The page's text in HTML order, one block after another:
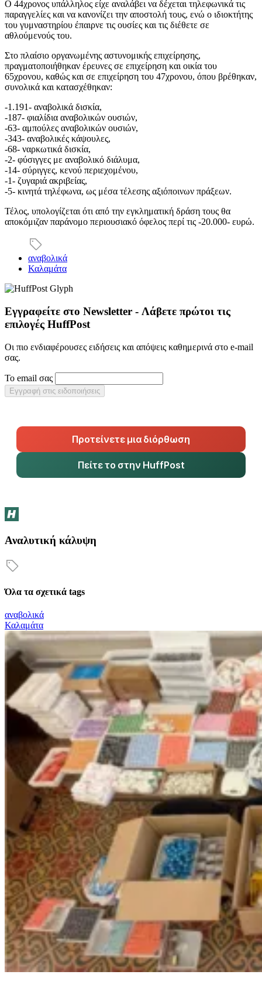
Ο 44χρονος υπάλληλος είχε αναλάβει να δέχεται τηλεφωνικά τις
παραγγελίες και να κανονίζει την αποστολή τους, ενώ ο ιδιοκτήτης
του γυμναστηρίου έπαιρνε τις ουσίες και τις διέθετε σε
αθλούμενούς του.
Στο πλαίσιο οργανωμένης αστυνομικής επιχείρησης,
πραγματοποιήθηκαν έρευνες σε επιχείρηση και οικία του
65χρονου, καθώς και σε επιχείρηση του 47χρονου, όπου βρέθηκαν,
συνολικά και κατασχέθηκαν:
-1.191- αναβολικά δισκία,
-187- φιαλίδια αναβολικών ουσιών,
-63- αμπούλες αναβολικών ουσιών,
-343- αναβολικές κάψουλες,
-68- ναρκωτικά δισκία,
-2- φύσιγγες με αναβολικό διάλυμα,
-14- σύριγγες, κενού περιεχομένου,
-1- ζυγαριά ακριβείας,
-5- κινητά τηλέφωνα, ως μέσα τέλεσης αξιόποινων πράξεων.
Τέλος, υπολογίζεται ότι από την εγκληματική δράση τους θα
αποκόμιζαν παράνομο περιουσιακό όφελος περί τις -20.000- ευρώ.
αναβολικά
Καλαμάτα
Εγγραφείτε στο Newsletter - Λάβετε πρώτοι τις
επιλογές HuffPost
Οι πιο ενδιαφέρουσες ειδήσεις και απόψεις καθημερινά στο e-mail
σας.
Το email σας
Εγγραφή στις ειδοποιήσεις
Προτείνετε μια διόρθωση
Πείτε το στην HuffPost
Αναλυτική κάλυψη
Όλα τα σχετικά tags
αναβολικά
Καλαμάτα